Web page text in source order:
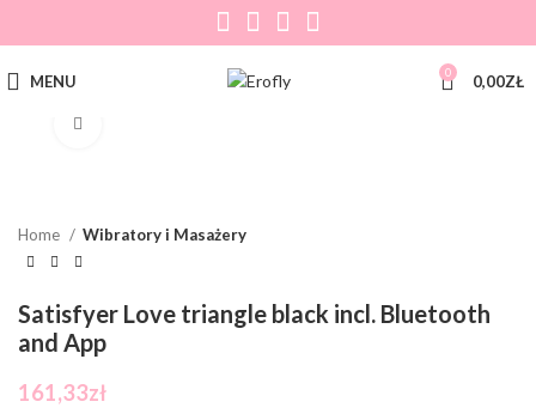
MENU 0 0,00ZŁ
Home Wibratory i Masażery
Satisfyer Love triangle black incl. Bluetooth
and App
161,33zł